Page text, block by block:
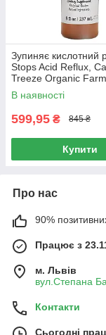
Зупиняє кислотний
Stops Acid Reflux,
Treeze Organic
В наявності
599,95 ₴ 845 ₴
Купити
Про нас
90%
Працює з
м. Львів
вул.Степана
Контакти
Сьогодні